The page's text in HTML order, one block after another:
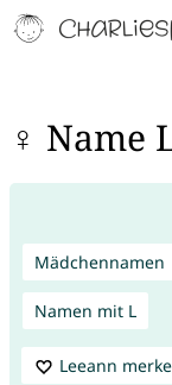
♀ Name
Mädchennamen
Namen mit L
Leeann